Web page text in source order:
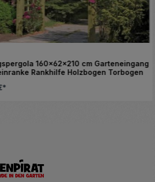
160x62x210 cm Garteneingang
Rankhilfe Holzbogen Torbogen